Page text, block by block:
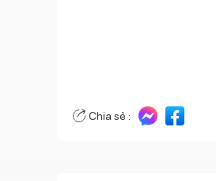
Chia sẻ :